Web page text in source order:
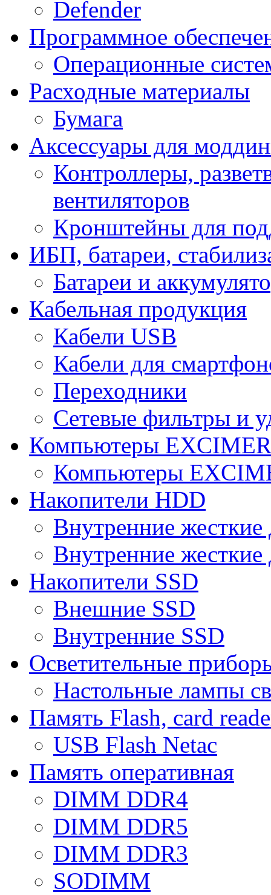
Defender
Программное
Операционные
Расходные материалы
Бумага
Аксессуары для
Контроллеры,
вентиляторов
Кронштейны для
ИБП, батареи,
Батареи и
Кабельная продукция
Кабели USB
Кабели для
Переходники
Сетевые фильтры и
Компьютеры
Компьютеры
Накопители HDD
Внутренние
Внутренние
Накопители SSD
Внешние SSD
Внутренние SSD
Осветительные
Настольные лампы
Память Flash, card
USB Flash Netac
Память оперативная
DIMM DDR4
DIMM DDR5
DIMM DDR3
SODIMM